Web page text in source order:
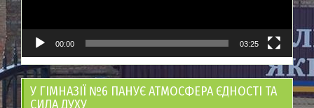
00:00 03:25
У ГІМНАЗІЇ №6 ПАНУЄ АТМОСФЕРА ЄДНОСТІ ТА
СИЛА ДУХУ